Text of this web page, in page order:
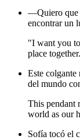
—Quiero que
encontrar un
"I want you
place together.
Este colgante
del mundo
This pendant
world as our
Sofía tocó el